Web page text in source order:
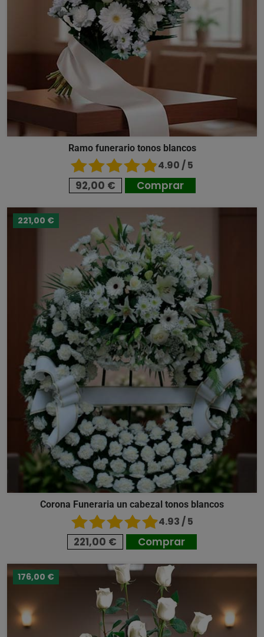
Ramo funerario tonos blancos
4.90 / 5
92,00 € Comprar
221,00 €
Corona Funeraria un cabezal tonos blancos
4.93 / 5
221,00 € Comprar
176,00 €